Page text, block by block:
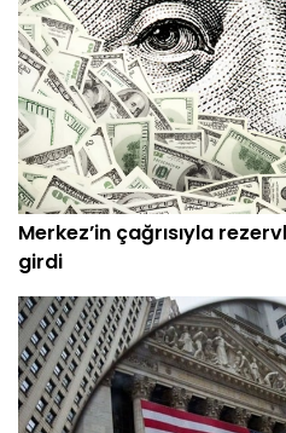
Merkez’in çağrısıyla
girdi